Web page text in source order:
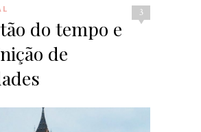
3
do tempo e
de